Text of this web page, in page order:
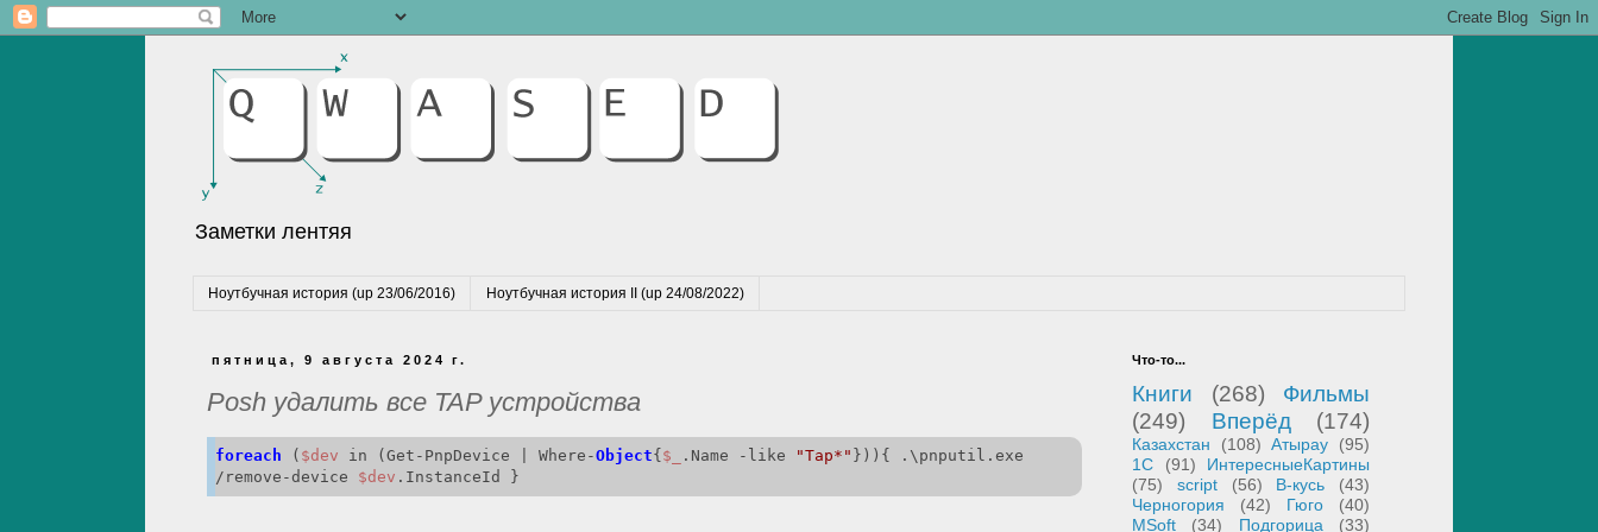
Заметки лентяя
Ноутбучная история (up 23/06/2016) Ноутбучная история II (up 24/08/2022)
пятница, 9 августа 2024 г.
Posh удалить все TAP устройства
foreach ( $dev in (Get-PnpDevice | Where-Object{ $_ .Name -like "Tap*" })){ .\pnputil.exe
/remove-device $dev .InstanceId }
Что-то...
Книги (268)
Фильмы
(249)
Вперёд (174)
Казахстан (108) Атырау
(95)
1С
(91)
ИнтересныеКартины
(75)
script (56) В-кусь
(43)
Черногория
(42) Гюго
(40)
MSoft
(34) Подгорица (33)